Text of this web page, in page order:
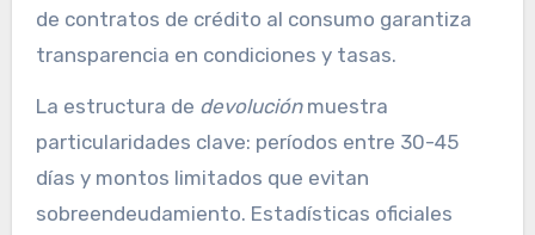
de contratos de crédito al consumo garantiza
transparencia en condiciones y tasas.
La estructura de devoluciónmuestra
particularidades clave: períodos entre 30-45
días y montos limitados que evitan
sobreendeudamiento. Estadísticas oficiales